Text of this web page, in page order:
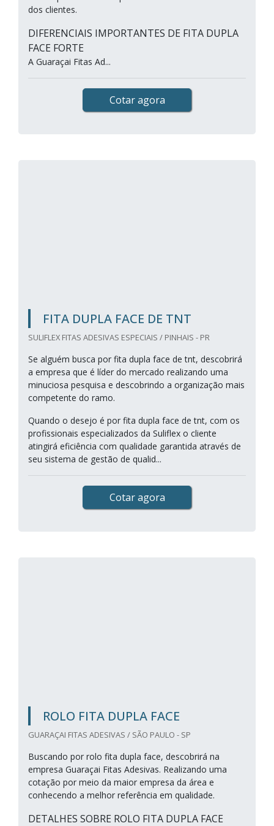
dos clientes.
DIFERENCIAIS IMPORTANTES DE FITA DUPLA
FACE FORTE
A Guaraçai Fitas Ad...
Cotar agora
FITA DUPLA FACE DE TNT
SULIFLEX FITAS ADESIVAS ESPECIAIS / PINHAIS - PR
Se alguém busca por fita dupla face de tnt, descobrirá
a empresa que é líder do mercado realizando uma
minuciosa pesquisa e descobrindo a organização mais
competente do ramo.
Quando o desejo é por fita dupla face de tnt, com os
profissionais especializados da Suliflex o cliente
atingirá eficiência com qualidade garantida através de
seu sistema de gestão de qualid...
Cotar agora
ROLO FITA DUPLA FACE
GUARAÇAI FITAS ADESIVAS / SÃO PAULO - SP
Buscando por rolo fita dupla face, descobrirá na
empresa Guaraçai Fitas Adesivas. Realizando uma
cotação por meio da maior empresa da área e
conhecendo a melhor referência em qualidade.
DETALHES SOBRE ROLO FITA DUPLA FACE